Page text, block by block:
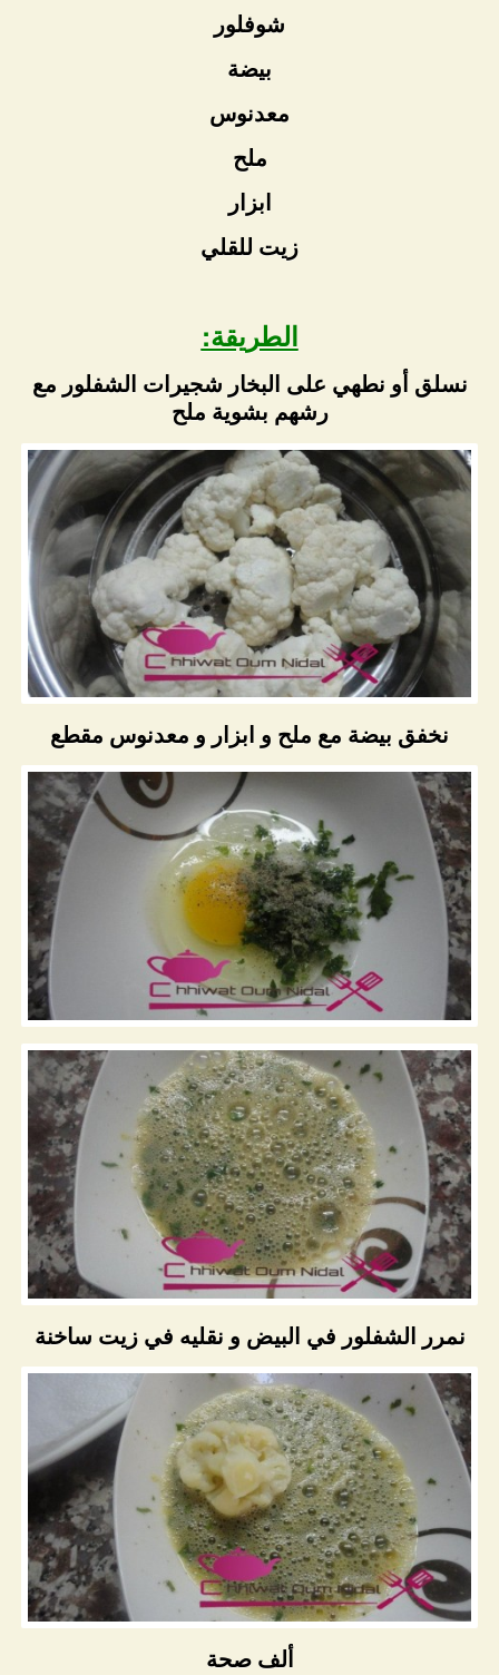
شوفلور
بيضة
معدنوس
ملح
ابزار
زيت للقلي
الطريقة:
نسلق أو نطهي على البخار شجيرات الشفلور مع
رشهم بشوية ملح
نخفق بيضة مع ملح و ابزار و معدنوس مقطع
نمرر الشفلور في البيض و نقليه في زيت ساخنة
ألف صحة